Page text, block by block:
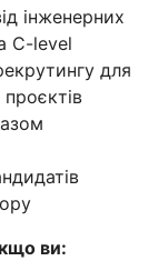
інженерних
C-level
для
ви: